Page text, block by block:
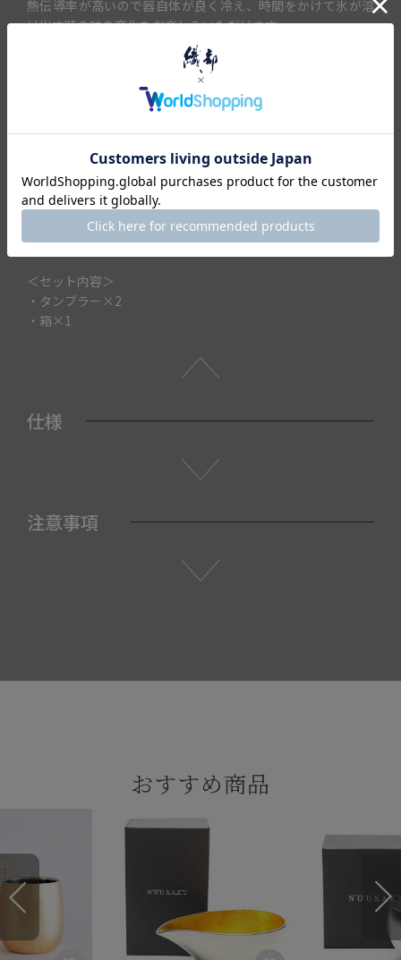
熱伝導率が高いので器自体が良く冷え、時間をかけて氷が溶
け出す時の味の変化をお楽しみいただけます。
やわらかな錫の手触りが使ううちにだんだん手に馴染み、あ
なただけのマイタンブラーができあがります。
鋳物ならではの優しい風合いが毎日の生活を彩ります。
箱入りなので自分使いはもちろん、母の日や父の日、敬老の
日、結婚お祝いや引き出物、内祝い、新生活、引っ越し祝い
など贈り物にもオススメです。
＜セット内容＞
・タンブラー×2
・箱×1
仕様
注意事項
おすすめ商品